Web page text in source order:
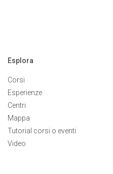
Esplora
Corsi
Esperienze
Centri
Mappa
Tutorial corsi o eventi
Video